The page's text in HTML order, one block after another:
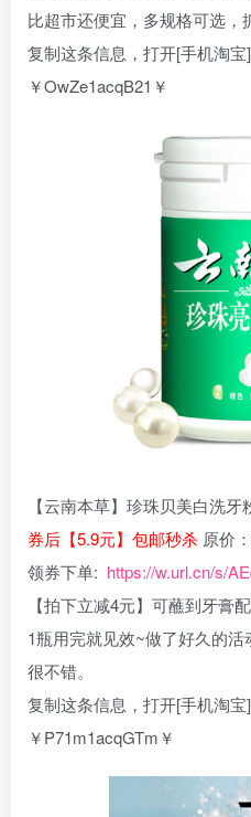
比超市还便宜，多规格可选，
复制这条信息，打开[手机淘
￥OwZe1acqB21￥
【云南本草】珍珠贝美白洗牙
券后【5.9元】包邮秒杀 原价
领券下单: https://w.url.cn/s/
【拍下立减4元】可蘸到牙膏
1瓶用完就见效~做了好久的
很不错。
复制这条信息，打开[手机淘
￥P71m1acqGTm￥